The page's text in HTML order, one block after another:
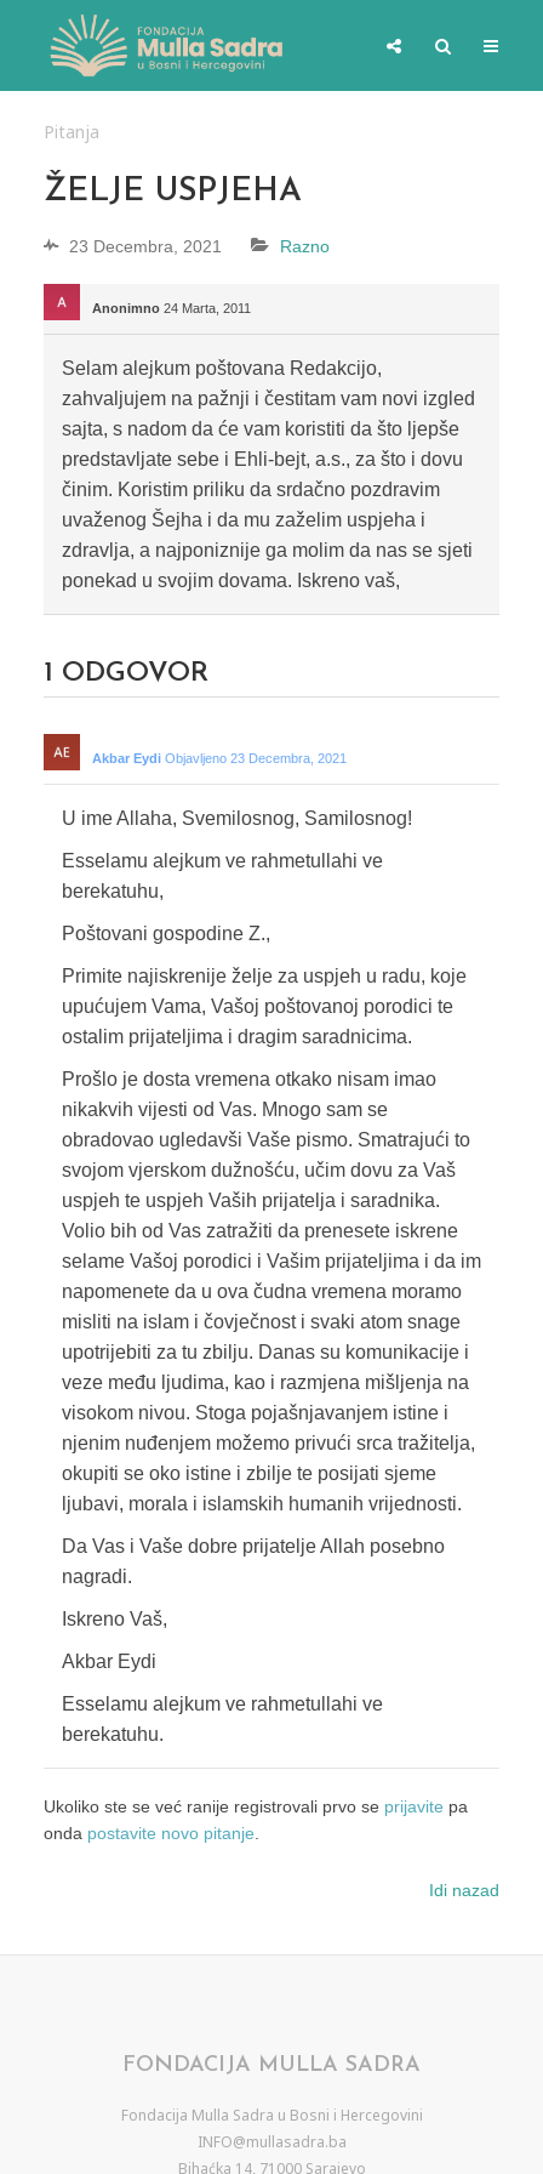
Pitanja
ŽELJE USPJEHA
23 Decembra, 2021 Razno
Anonimno 24 Marta, 2011
Selam alejkum poštovana Redakcijo,
zahvaljujem na pažnji i čestitam vam novi izgled
sajta, s nadom da će vam koristiti da što ljepše
predstavljate sebe i Ehli-bejt, a.s., za što i dovu
činim. Koristim priliku da srdačno pozdravim
uvaženog Šejha i da mu zaželim uspjeha i
zdravlja, a najponiznije ga molim da nas se sjeti
ponekad u svojim dovama. Iskreno vaš,
1 ODGOVOR
Akbar Eydi Objavljeno 23 Decembra, 2021
U ime Allaha, Svemilosnog, Samilosnog!
Esselamu alejkum ve rahmetullahi ve
berekatuhu,
Poštovani gospodine Z.,
Primite najiskrenije želje za uspjeh u radu, koje
upućujem Vama, Vašoj poštovanoj porodici te
ostalim prijateljima i dragim saradnicima.
Prošlo je dosta vremena otkako nisam imao
nikakvih vijesti od Vas. Mnogo sam se
obradovao ugledavši Vaše pismo. Smatrajući to
svojom vjerskom dužnošću, učim dovu za Vaš
uspjeh te uspjeh Vaših prijatelja i saradnika.
Volio bih od Vas zatražiti da prenesete iskrene
selame Vašoj porodici i Vašim prijateljima i da im
napomenete da u ova čudna vremena moramo
misliti na islam i čovječnost i svaki atom snage
upotrijebiti za tu zbilju. Danas su komunikacije i
veze među ljudima, kao i razmjena mišljenja na
visokom nivou. Stoga pojašnjavanjem istine i
njenim nuđenjem možemo privući srca tražitelja,
okupiti se oko istine i zbilje te posijati sjeme
ljubavi, morala i islamskih humanih vrijednosti.
Da Vas i Vaše dobre prijatelje Allah posebno
nagradi.
Iskreno Vaš,
Akbar Eydi
Esselamu alejkum ve rahmetullahi ve
berekatuhu.
Ukoliko ste se već ranije registrovali prvo se prijavite pa
onda postavite novo pitanje.
Idi nazad
FONDACIJA MULLA SADRA
Fondacija Mulla Sadra u Bosni i Hercegovini
INFO@mullasadra.ba
Bihaćka 14, 71000 Sarajevo